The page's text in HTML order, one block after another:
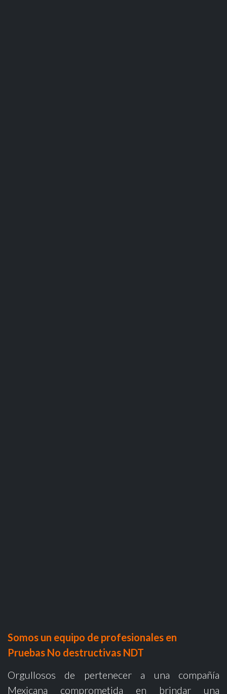
Somos un equipo de profesionales en
Pruebas No destructivas NDT
Orgullosos de pertenecer a una compañía
Mexicana comprometida en brindar una